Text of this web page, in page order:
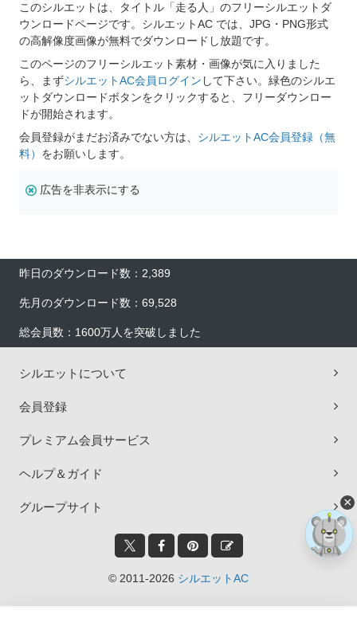
このシルエットは、タイトル「走る人」のフリーシルエットダ
ウンロードページです。シルエットAC では、JPG・PNG形式
の高解像度画像が無料でダウンロードし放題です。
このページのフリーシルエット素材・画像が気に入りました
ら、まずシルエットAC会員ログイン して下さい。緑色のシルエ
ットダウンロードボタンをクリックすると、フリーダウンロー
ドが開始されます。
会員登録がまだお済みでない方は、 シルエットAC会員登録（無
料） をお願いします。
広告を非表示にする
昨日のダウンロード数：2,389
先月のダウンロード数：69,528
総会員数：1600万人を突破しました
シルエットについて
会員登録
プレミアム会員サービス
ヘルプ＆ガイド
グループサイト
© 2011-2026 シルエットAC
×